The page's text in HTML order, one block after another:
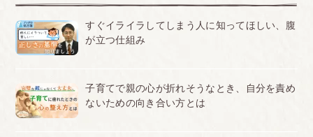
すぐイライラしてしまう人に知ってほしい、腹
が立つ仕組み
子育てで親の心が折れそうなとき、自分を責め
ないための向き合い方とは